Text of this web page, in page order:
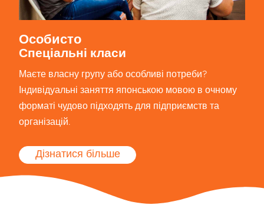
Особисто
Спеціальні класи
Маєте власну групу або особливі потреби?
Індивідуальні заняття японською мовою в очному
форматі чудово підходять для підприємств та
організацій.
Дізнатися більше